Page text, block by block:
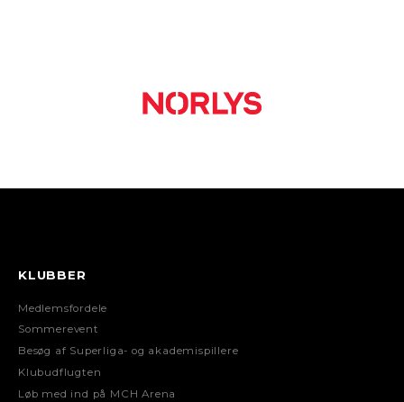
KLUBBER
Medlemsfordele
Sommerevent
Besøg af Superliga- og akademispillere
Klubudflugten
Løb med ind på MCH Arena